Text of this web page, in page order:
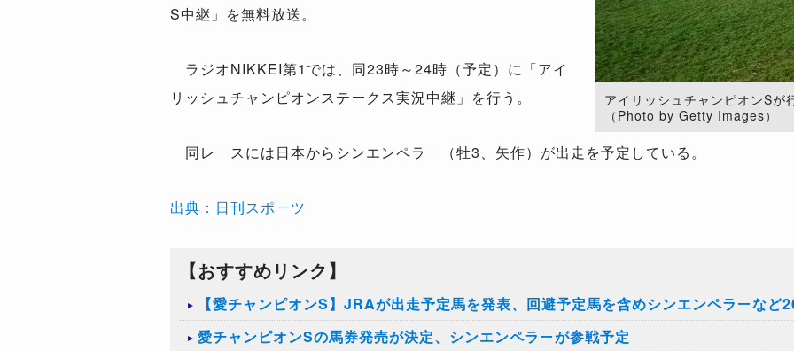
アイリッシュチャンピオンSが
（Photo by Getty Images）
S中継」を無料放送。
ラジオNIKKEI第1では、同23時～24時（予定）に「アイ
リッシュチャンピオンステークス実況中継」を行う。
同レースには日本からシンエンペラー（牡3、矢作）が出走を予定している。
出典：日刊スポーツ
【おすすめリンク】
【愛チャンピオンS】JRAが出走予定馬を発表、回避予定馬を含めシンエンペラーなど
愛チャンピオンSの馬券発売が決定、シンエンペラーが参戦予定